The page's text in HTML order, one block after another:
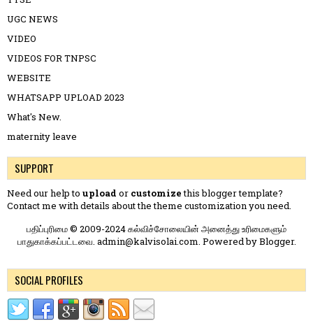
UGC NEWS
VIDEO
VIDEOS FOR TNPSC
WEBSITE
WHATSAPP UPLOAD 2023
What's New.
maternity leave
SUPPORT
Need our help to upload or customizethis blogger template?
Contact me with details about the theme customization you need.
பதிப்புரிமை © 2009-2024 கல்விச்சோலையின் அனைத்து உரிமைகளும்
பாதுகாக்கப்பட்டவை. admin@kalvisolai.com. Powered byBlogger.
SOCIAL PROFILES